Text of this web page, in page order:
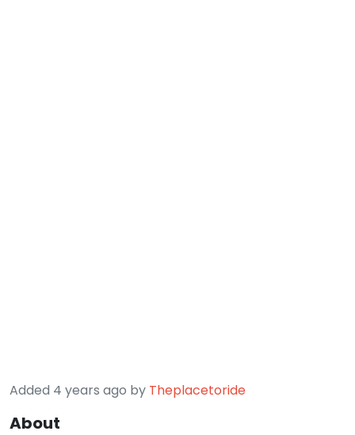
Added 4 years ago by Theplacetoride
About